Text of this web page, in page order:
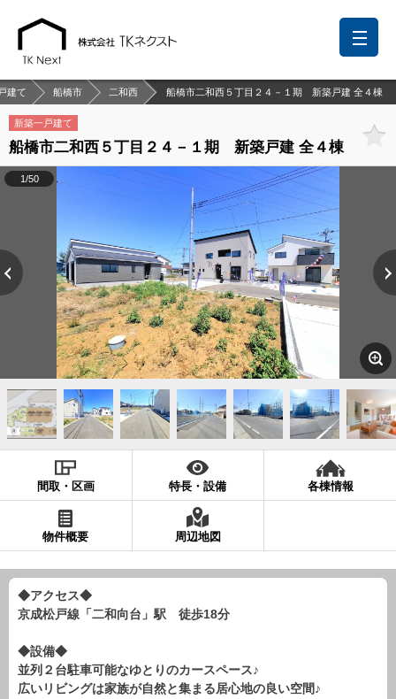
建て 船橋市 二和西 船橋市二和西５丁目２４－１期 新築戸建 全４棟
新築一戸建て
船橋市二和西５丁目２４－１期 新築戸建 全４棟
1/50
間取・区画 特長・設備 各棟情報
物件概要 周辺地図
◆アクセス◆
京成松戸線「二和向台」駅 徒歩18分
◆設備◆
並列２台駐車可能なゆとりのカースペース♪
広いリビングは家族が自然と集まる居心地の良い空間♪
前回の履歴 検討リスト 保存した検索条件
中国語での対応も可能です
お問い合わせ
営業メールは固くお断りします
お知らせ
千葉本店 松戸支店 成田支店 木更津支店
神奈川支店
沖縄支店
現地販売会情報
千葉本店 松戸支店 成田支店 木更津支店
東京支店
神奈川支店
スタッフ紹介
千葉本店 成田支店
神奈川支店
沖縄支店
売却査定 会社案内
お問い合わせ
プライバシーポリシー